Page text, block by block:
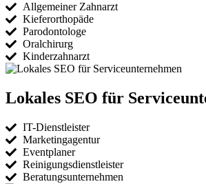
Allgemeiner Zahnarzt
Kieferorthopäde
Parodontologe
Oralchirurg
Kinderzahnarzt
Lokales SEO für
IT-Dienstleister
Marketingagentur
Eventplaner
Reinigungsdienstleister
Beratungsunternehmen